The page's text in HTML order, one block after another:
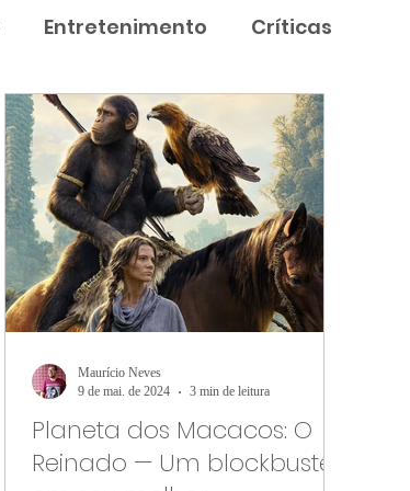
Entretenimento Críticas
Planeta dos Macacos: O
Reinado — Um blockbuster
Maurício Neves
9 de mai. de 2024
3 min de leitura